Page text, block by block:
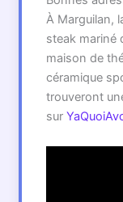
À Marguilan,
steak mariné
maison de
céramique
trouveront
sur